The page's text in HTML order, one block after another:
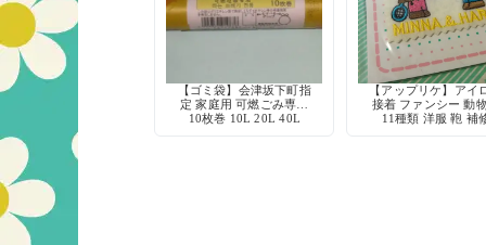
【ゴミ袋】会津坂下町指
定 家庭用 可燃ごみ専用
10枚巻 10L 20L 40L
【アップリケ】アイ
接着 ファンシー 動
11種類 洋服 鞄 補